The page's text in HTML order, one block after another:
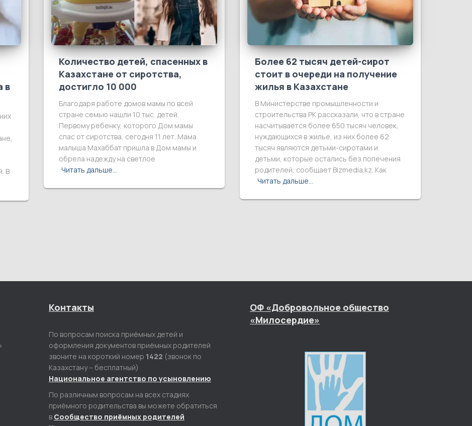
в
В
Количество детей, спасенных в
Казахстане от сиротства,
достигло 10 000
Благодаря работе домов мамы по всей
стране семью нашли 10 тыс. детей.
Первому ребенку, которого Дом мамы
спас от сиротства, сегодня 11 лет. Мама
малыша Махаббат пришла в Дом мамы и
обрела надежду на светлое
Читать дальше…
Более 62 тысяч детей-сирот
стоит в очереди на получение
жилья в Казахстане
В Министерстве промышленности и
строительства РК рассказали, что в стране
насчитывается более 650 тысяч человек,
нуждающихся в жилье, из них более 62
тысяч являются детьми-сиротами и
детьми, которые остались без попечения
родителей, сообщает Bizmedia.kz. Как
Читать дальше…
Контакты
По вопросам поиска приёмных детей и
оформления документов приёмных родителей
звоните на короткий номер 1422 (звонок по
Казахстану – бесплатный)
Национальное агентство по усыновлению
По различным вопросам на всех стадиях
приёмного родительства вы можете обратиться
в Сообщество приёмных родителей
ОФ «Добровольное общество
«Милосердие»